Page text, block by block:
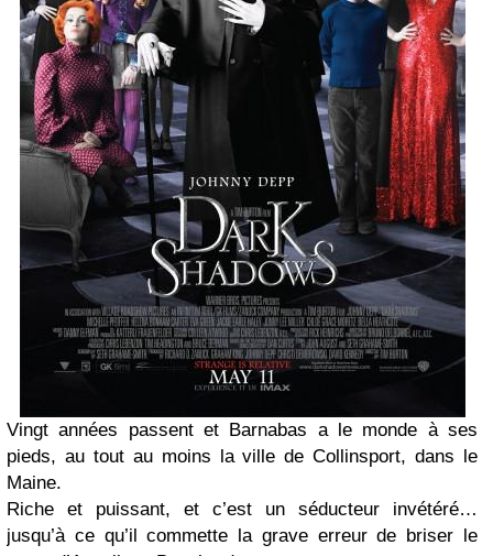
Vingt années passent et Barnabas a le monde à ses
pieds, au tout au moins la ville de Collinsport, dans le
Maine.
Riche et puissant, et c’est un séducteur invétéré…
jusqu’à ce qu’il commette la grave erreur de briser le